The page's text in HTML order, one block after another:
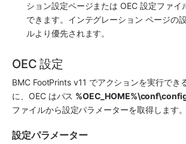
ション設定ページまたは OEC 設定ファイ
できます。インテグレーション ページの
ルより優先されます。
OEC 設定
BMC FootPrints v11 でアクションを実行でき
に、OEC はパス
ファイルから設定パラメーターを取得します。
設定パラメーター